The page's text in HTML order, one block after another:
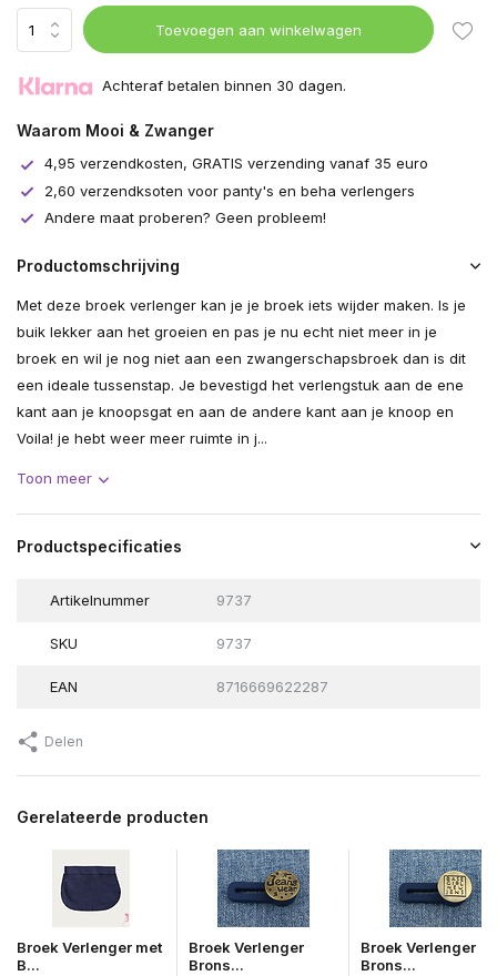
Toevoegen aan winkelwagen
Achteraf betalen binnen 30 dagen.
Waarom Mooi & Zwanger
4,95 verzendkosten, GRATIS verzending vanaf 35 euro
2,60 verzendksoten voor panty's en beha verlengers
Andere maat proberen? Geen probleem!
Productomschrijving
Met deze broek verlenger kan je je broek iets wijder maken. Is je
buik lekker aan het groeien en pas je nu echt niet meer in je
broek en wil je nog niet aan een zwangerschapsbroek dan is dit
een ideale tussenstap. Je bevestigd het verlengstuk aan de ene
kant aan je knoopsgat en aan de andere kant aan je knoop en
Voila! je hebt weer meer ruimte in j...
Toon meer
Productspecificaties
Artikelnummer 9737
SKU 9737
EAN 8716669622287
Delen
Gerelateerde producten
Broek Verlenger met
B...
Broek Verlenger
Brons...
Broek Verlenger
Brons...